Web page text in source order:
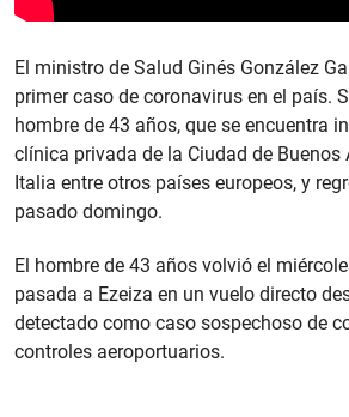
El ministro de Salud Ginés González
primer caso de coronavirus en el país.
hombre de 43 años, que se encuentra
clínica privada de la Ciudad de Buenos
Italia entre otros países europeos, y
pasado domingo.
El hombre de 43 años volvió el
pasada a Ezeiza en un vuelo directo
detectado como caso sospechoso de
controles aeroportuarios.